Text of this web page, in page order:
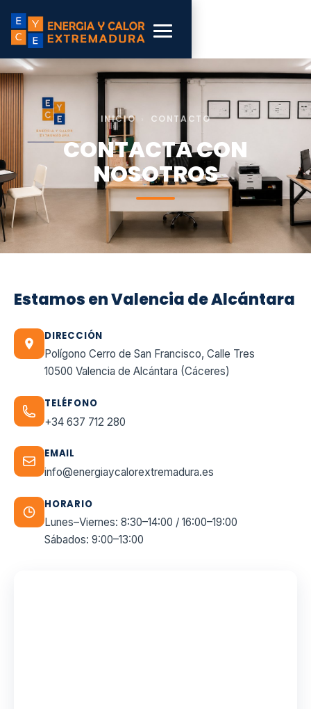
INICIO CONTACTO
CONTACTA CON
NOSOTROS
Estamos en Valencia de Alcántara
DIRECCIÓN
Polígono Cerro de San Francisco, Calle Tres
10500 Valencia de Alcántara (Cáceres)
TELÉFONO
+34 637 712 280
EMAIL
info@energiaycalorextremadura.es
HORARIO
Lunes–Viernes: 8:30–14:00 / 16:00–19:00
Sábados: 9:00–13:00